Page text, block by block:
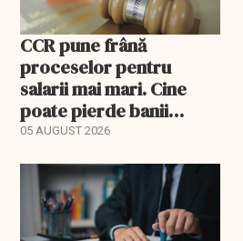
CCR pune frână
proceselor pentru
salarii mai mari. Cine
poate pierde banii
ceruți statului
05 AUGUST 2026